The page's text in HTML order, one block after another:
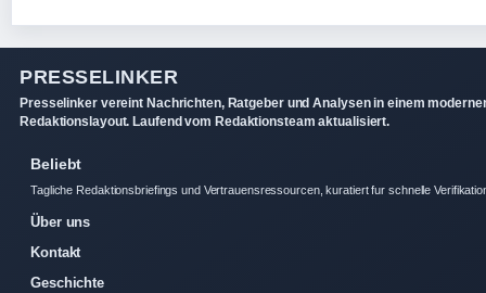
PRESSELINKER
Presselinker vereint Nachrichten, Ratgeber und Analysen in einem
Redaktionslayout. Laufend vom Redaktionsteam aktualisiert.
Beliebt
Tagliche Redaktionsbriefings und Vertrauensressourcen, kuratiert fur schnelle
Über uns
Kontakt
Geschichte